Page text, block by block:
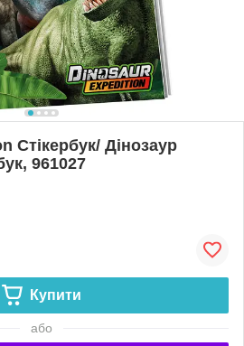
Стікербук/ Дінозаур
961027
Купити
або